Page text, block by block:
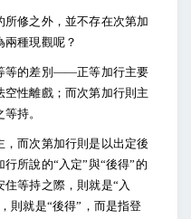
修之外，並不存在次第加
種現觀呢？
等的差別——正等加行主要
性離戲；而次第加行則主
持。
，而次第加行則是以出定後
所說的“入定”與“後得”的
等持之際，則就是“入
則就是“後得”，而是指登